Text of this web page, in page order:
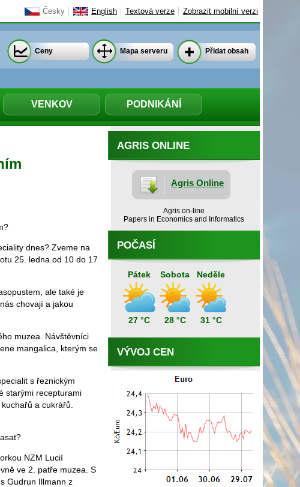
Česky English Textová verze Zobrazit mobilní verzi
VENKOV PODNIKÁNÍ
Ceny Mapa serveru Přidat obsah
dnes? Zveme na
25. ledna od 10 do 17
ale také je
chovají a jakou
muzea. Návštěvníci
mangalica, kterým se
s řeznickým
starými recepturami
a cukrářů.
NZM Lucií
ve 2. patře muzea. S
Gudrun Illmann z
AGRIS ONLINE
Agris Online
Agris on-line
Papers in Economics and Informatics
POČASÍ
Pátek
27 °C
Sobota
28 °C
Neděle
31 °C
VÝVOJ CEN